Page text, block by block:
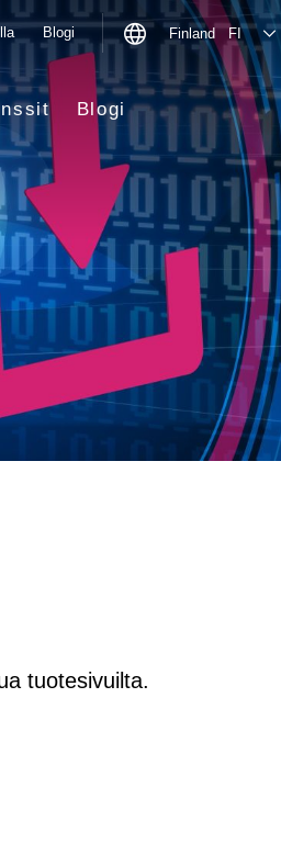
Blogi
Blogi Finland FI
tuotesivuilta.